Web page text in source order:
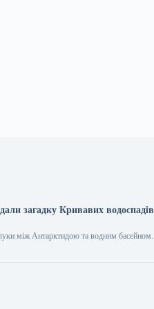
загадку Кривавих водоспадів
між Антарктидою та водним басейном.